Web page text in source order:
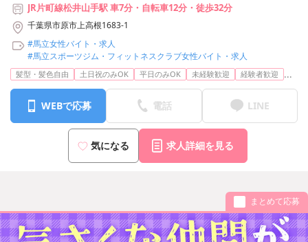
JR片町線松井山手駅 車7分・自転車12分・徒歩32分
千葉県市原市上高根1683-1
#馬立女性バイト・求人
#馬立スポーツジム・フィットネスクラブ女性バイト・求人
髪型・髪色自由 土日祝のみOK 平日のみOK 未経験歓迎 経験者歓迎 ...
WEBで応募 電話 LINE
気になる 求人詳細を見る
まとめて応募